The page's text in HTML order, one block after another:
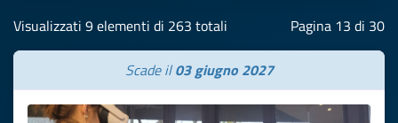
Visualizzati 9 elementi di 263 totali Pagina 13 di 30
Scade il03 giugno 2027